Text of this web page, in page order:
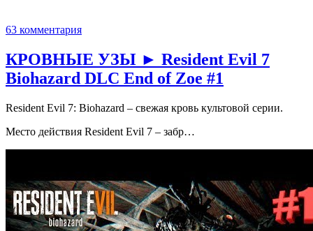
63 комментария
КРОВНЫЕ УЗЫ ► Resident Evil 7
Biohazard DLC End of Zoe #1
Resident Evil 7: Biohazard – свежая кровь культовой серии.
Место действия Resident Evil 7 – забр…